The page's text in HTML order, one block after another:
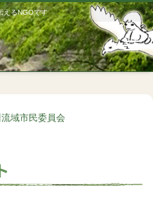
えるNGOです
域市民委員会